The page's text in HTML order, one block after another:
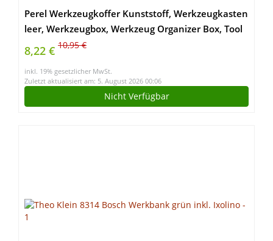
Perel Werkzeugkoffer Kunststoff, Werkzeugkasten
leer, Werkzeugbox, Werkzeug Organizer Box, Tool
Box, 2 Kunststoff-Verschlüsse, schwarz/orange,
410 x 209 x 195 mm
8,22 € 10,95 €
inkl. 19% gesetzlicher MwSt.
Zuletzt aktualisiert am: 5. August 2026 00:06
Nicht Verfügbar